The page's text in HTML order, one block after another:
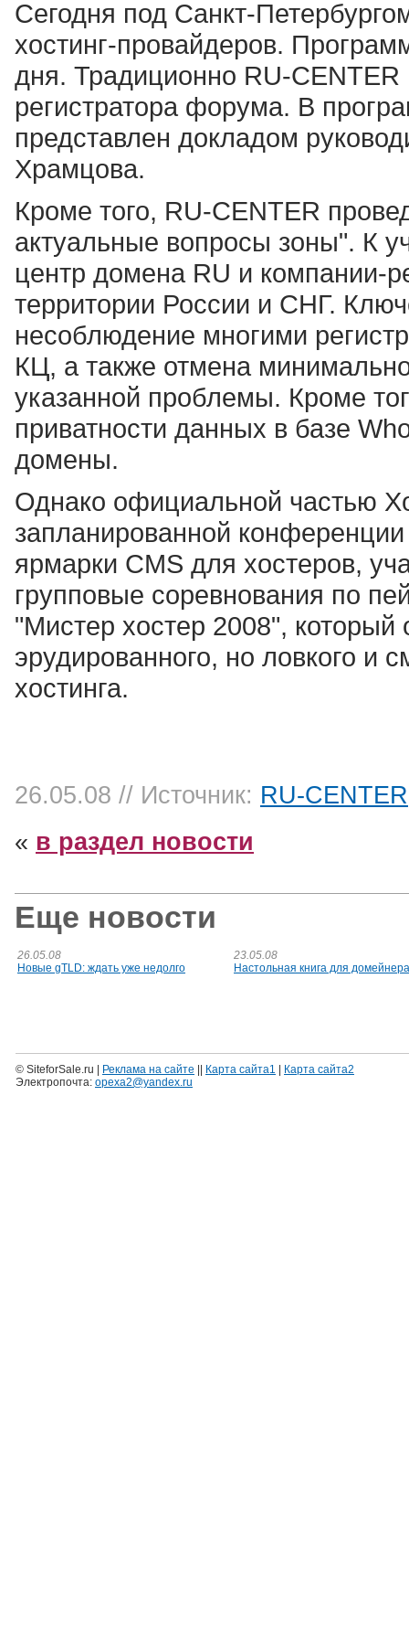
Сегодня под Санкт-
хостинг-провайдеров.
дня. Традиционно RU-CENTER
регистратора форума. В
представлен докладом
Храмцова.
Кроме того, RU-CENTER
актуальные вопросы зоны". К
центр домена RU и компании-
территории России и СНГ.
несоблюдение многими
КЦ, а также отмена
указанной проблемы. Кроме
приватности данных в базе
домены.
Однако официальной частью
запланированной
ярмарки CMS для хостеров,
групповые соревнования по
"Мистер хостер 2008", который
эрудированного, но ловкого и
хостинга.
26.05.08 // Источник: RU-CENTER
« в раздел новости
Еще новости
26.05.08
Новые gTLD: ждать уже недолго
23.05.08
Настольная книга для домейнера
© SiteforSale.ru | Реклама на сайте Карта сайта1
Карта сайта2
Электропочта: opexa2@yandex.ru